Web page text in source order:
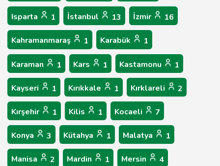
Isparta 1 İstanbul 13 İzmir 16
Kahramanmaraş 1 Karabük 1
Karaman 1 Kars 1 Kastamonu 1
Kayseri 1 Kırıkkale 1 Kırklareli 2
Kırşehir 1 Kilis 1 Kocaeli 7
Konya 3 Kütahya 1 Malatya 1
Manisa 2 Mardin 1 Mersin 4